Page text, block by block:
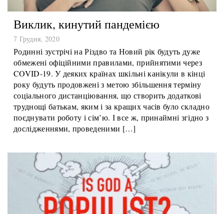
Виклик, кинутий пандемією
7 Грудня, 2020
Родинні зустрічі на Різдво та Новий рік будуть дуже
обмежені офіційними правилами, прийнятими через
COVID-19. У деяких країнах шкільні канікули в кінці
року будуть продовжені з метою збільшення терміну
соціального дистанціювання, що створить додаткові
труднощі батькам, яким і за кращих часів було складно
поєднувати роботу і сім’ю. І все ж, принаймні згідно з